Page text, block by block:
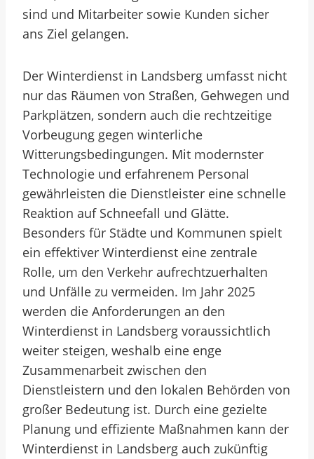
sind und Mitarbeiter sowie Kunden sicher
ans Ziel gelangen.
Der Winterdienst in Landsberg umfasst nicht
nur das Räumen von Straßen, Gehwegen und
Parkplätzen, sondern auch die rechtzeitige
Vorbeugung gegen winterliche
Witterungsbedingungen. Mit modernster
Technologie und erfahrenem Personal
gewährleisten die Dienstleister eine schnelle
Reaktion auf Schneefall und Glätte.
Besonders für Städte und Kommunen spielt
ein effektiver Winterdienst eine zentrale
Rolle, um den Verkehr aufrechtzuerhalten
und Unfälle zu vermeiden. Im Jahr 2025
werden die Anforderungen an den
Winterdienst in Landsberg voraussichtlich
weiter steigen, weshalb eine enge
Zusammenarbeit zwischen den
Dienstleistern und den lokalen Behörden von
großer Bedeutung ist. Durch eine gezielte
Planung und effiziente Maßnahmen kann der
Winterdienst in Landsberg auch zukünftig